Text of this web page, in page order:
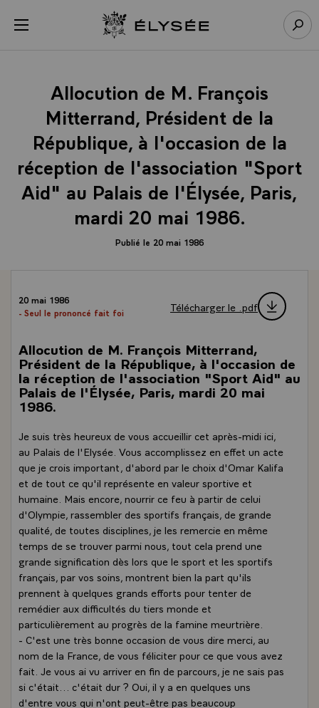
menu Retour à l’accueil Élysée
Allocution de M. François
Mitterrand, Président de la
République, à l'occasion de la
réception de l'association "Sport
Aid" au Palais de l'Élysée, Paris,
mardi 20 mai 1986.
Publié le 20 mai 1986
20 mai 1986
- Seul le prononcé fait foi
Télécharger le .pdf
Allocution de M. François Mitterrand,
Président de la République, à l'occasion de
la réception de l'association "Sport Aid" au
Palais de l'Élysée, Paris, mardi 20 mai
1986.
Je suis très heureux de vous accueillir cet après-midi ici,
au Palais de l'Elysée. Vous accomplissez en effet un acte
que je crois important, d'abord par le choix d'Omar Kalifa
et de tout ce qu'il représente en valeur sportive et
humaine. Mais encore, nourrir ce feu à partir de celui
d'Olympie, rassembler des sportifs français, de grande
qualité, de toutes disciplines, je les remercie en même
temps de se trouver parmi nous, tout cela prend une
grande signification dès lors que le sport et les sportifs
français, par vos soins, montrent bien la part qu'ils
prennent à quelques grands efforts pour tenter de
remédier aux difficultés du tiers monde et
particulièrement au progrès de la famine meurtrière.
- C'est une très bonne occasion de vous dire merci, au
nom de la France, de vous féliciter pour ce que vous avez
fait. Je vous ai vu arriver en fin de parcours, je ne sais pas
si c'était... c'était dur ? Oui, il y a en quelques uns
d'entre vous qui n'ont peut-être pas beaucoup
Panneau de gestion des cookies